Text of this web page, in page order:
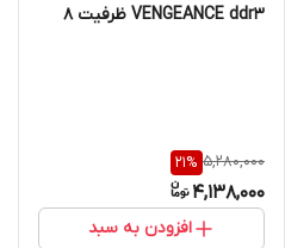
VENGEANCE ddr3 ظرفیت 8
5,280,000
21%
4,138,000
افزودن به سبد